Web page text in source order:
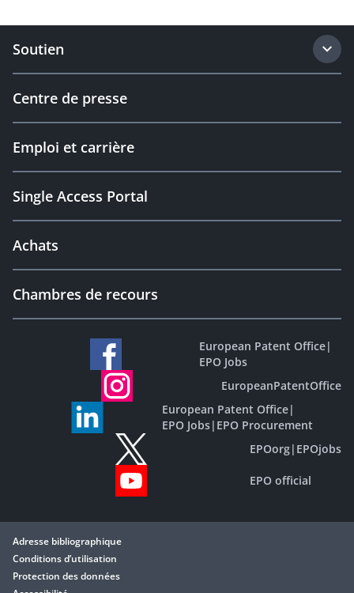
Soutien
Centre de presse
Emploi et carrière
Single Access Portal
Achats
Chambres de recours
European Patent Office|
EPO Jobs
EuropeanPatentOffice
European Patent Office|
EPO Jobs| EPO Procurement
EPOorg| EPOjobs
EPO official
Adresse bibliographique
Conditions d’utilisation
Protection des données